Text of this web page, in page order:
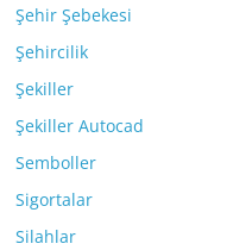
Şehir Şebekesi
Şehircilik
Şekiller
Şekiller Autocad
Semboller
Sigortalar
Silahlar